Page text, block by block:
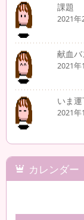
課題
2021年
献血バ
2021年
いま
2021年
カレンダー